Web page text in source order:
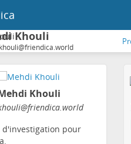
Khouli
Khouli
@friendica.world
d'investigation pour